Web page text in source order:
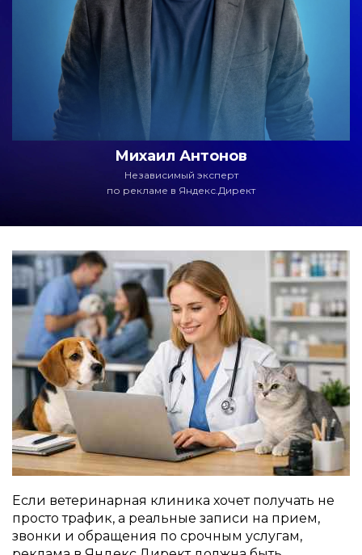
Михаил Антонов
Независимый эксперт
по рекламе в Яндекс.Директ
Если ветеринарная клиника хочет получать не
просто трафик, а реальные записи на прием,
звонки и обращения по срочным услугам,